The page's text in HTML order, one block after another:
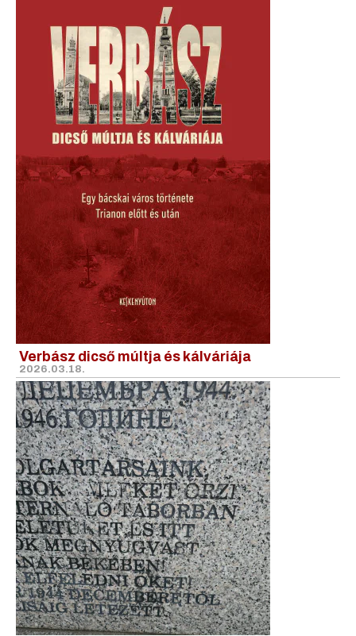
Verbász dicső múltja és kálváriája
2026.03.18.